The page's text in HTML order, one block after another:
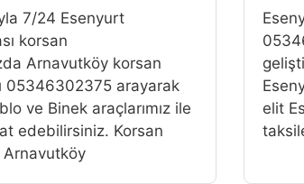
7/24 Esenyurt
korsan
Arnavutköy korsan
05346302375 arayarak
ve Binek araçlarımız ile
edebilirsiniz. Korsan
elit